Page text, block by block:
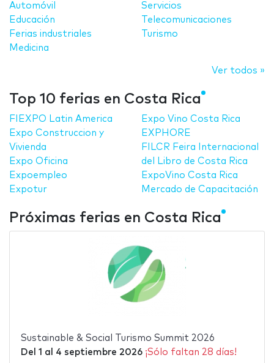
Automóvil
Educación
Ferias industriales
Medicina
Servicios
Telecomunicaciones
Turismo
Ver todos »
Top 10 ferias en Costa Rica
FIEXPO Latin America
Expo Construccion y
Vivienda
Expo Oficina
Expoempleo
Expotur
Expo Vino Costa Rica
EXPHORE
FILCR Feira Internacional
del Libro de Costa Rica
ExpoVino Costa Rica
Mercado de Capacitación
Próximas ferias en Costa Rica
Sustainable & Social Turismo Summit 2026
Del 1 al 4 septiembre 2026 ¡Sólo faltan 28 días!